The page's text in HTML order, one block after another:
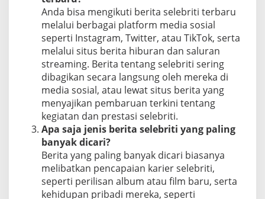
Anda bisa mengikuti berita selebriti terbaru
melalui berbagai platform media sosial
seperti Instagram, Twitter, atau TikTok, serta
melalui situs berita hiburan dan saluran
streaming. Berita tentang selebriti sering
dibagikan secara langsung oleh mereka di
media sosial, atau lewat situs berita yang
menyajikan pembaruan terkini tentang
kegiatan dan prestasi selebriti.
Apa saja jenis berita selebriti yang paling
banyak dicari?
Berita yang paling banyak dicari biasanya
melibatkan pencapaian karier selebriti,
seperti perilisan album atau film baru, serta
kehidupan pribadi mereka, seperti